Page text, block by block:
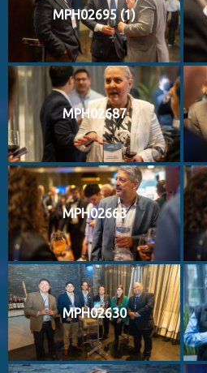
MPH02695 (1)
MPH02687
MPH02663
MPH02630